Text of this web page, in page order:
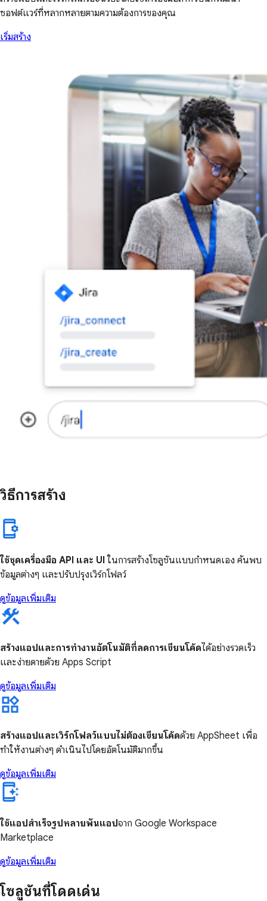
ซอฟต์แวร์ที่หลากหลายตามความต้องการของคุณ
เริ่มสร้าง
วิธีการสร้าง
ใช้ชุดเครื่องมือ API และ UI ในการสร้างโซลูชันแบบกำหนดเอง ค้นพบ
ข้อมูลต่างๆ และปรับปรุงเวิร์กโฟลว์
ดูข้อมูลเพิ่มเติม
สร้างแอปและการทำงานอัตโนมัติที่ลดการเขียนโค้ดได้อย่างรวดเร็ว
และง่ายดายด้วย Apps Script
ดูข้อมูลเพิ่มเติม
สร้างแอปและเวิร์กโฟลว์แบบไม่ต้องเขียนโค้ดด้วย AppSheet เพื่อ
ทำให้งานต่างๆ ดำเนินไปโดยอัตโนมัติมากขึ้น
ดูข้อมูลเพิ่มเติม
ใช้แอปสำเร็จรูปหลายพันแอปจาก Google Workspace
Marketplace
ดูข้อมูลเพิ่มเติม
โซลูชันที่โดดเด่น